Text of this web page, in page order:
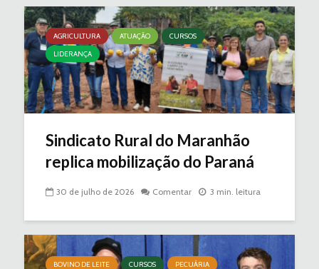
AGRICULTURA ATUAÇÃO
CURSOS
LIDERANÇA
Sindicato Rural do Maranhão
replica mobilização do Paraná
30 de julho de 2026 Comentar 3 min. leitura
BOVINO DE LEITE CURSOS PECUÁRIA